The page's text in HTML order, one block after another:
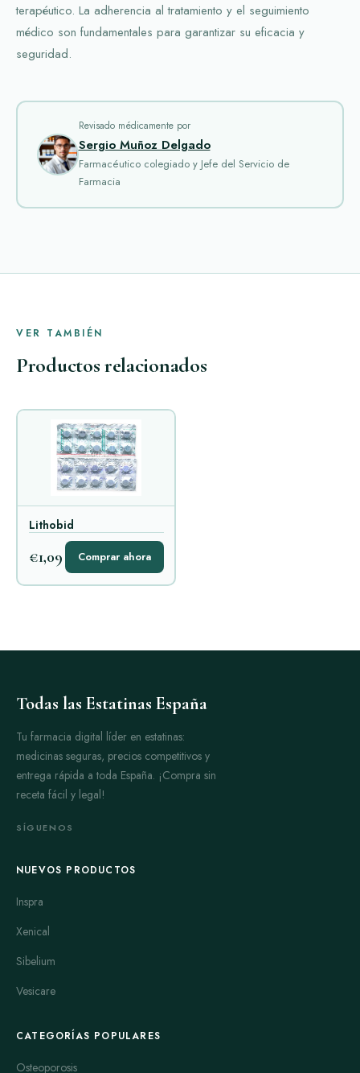
terapéutico. La adherencia al tratamiento y el seguimiento
médico son fundamentales para garantizar su eficacia y
seguridad.
Revisado médicamente por
Sergio Muñoz Delgado
Farmacéutico colegiado y Jefe del Servicio de
Farmacia
VER TAMBIÉN
Productos relacionados
Lithobid
€1,09 Comprar ahora
Todas las Estatinas España
Tu farmacia digital líder en estatinas:
medicinas seguras, precios competitivos y
entrega rápida a toda España. ¡Compra sin
receta fácil y legal!
SÍGUENOS
NUEVOS PRODUCTOS
Inspra
Xenical
Sibelium
Vesicare
CATEGORÍAS POPULARES
Osteoporosis